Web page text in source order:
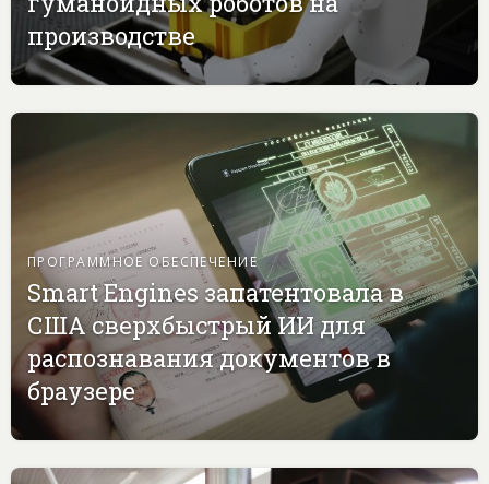
производстве
ПРОГРАММНОЕ ОБЕСПЕЧЕНИЕ
Smart Engines запатентовала в
США сверхбыстрый ИИ для
распознавания документов в
браузере